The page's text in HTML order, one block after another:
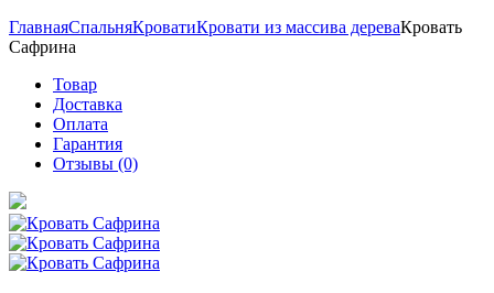
ГлавнаяСпальняКроватиКровати из массива дереваКровать
Сафрина
Товар
Доставка
Оплата
Гарантия
Отзывы (0)